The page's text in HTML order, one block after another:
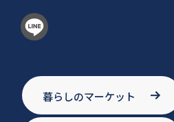
暮らしのマーケット